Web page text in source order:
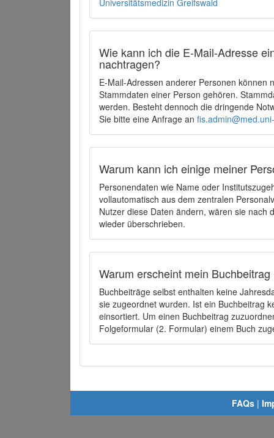
Universitätsmedizin Greifswald
Wie kann ich die E-Mail-Adresse
nachtragen?
E-Mail-Adressen anderer Personen können
Stammdaten einer Person gehören.
werden. Besteht dennoch die dringende
Sie bitte eine Anfrage an
Warum kann ich einige meiner
Personendaten wie Name oder
vollautomatisch aus dem zentralen
Nutzer diese Daten ändern, wären sie
wieder überschrieben.
Warum erscheint mein
Buchbeiträge selbst enthalten keine
sie zugeordnet wurden. Ist ein Buchbeitrag
einsortiert. Um einen Buchbeitrag
Folgeformular (2. Formular) einem Buch
FAQs |